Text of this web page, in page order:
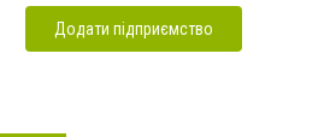
Додати підприємство